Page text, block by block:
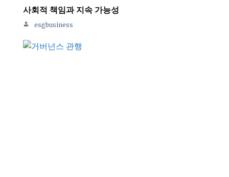
사회적 책임과 지속 가능성
esgbusiness